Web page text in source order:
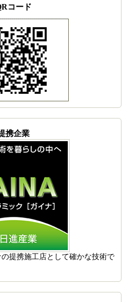
コード
携企業
提携施工店として確かな技術で